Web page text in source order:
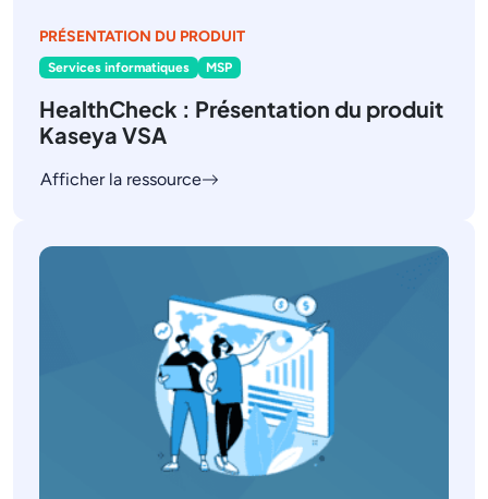
PRÉSENTATION DU PRODUIT
Services informatiques MSP
HealthCheck : Présentation du produit
Kaseya VSA
Afficher la ressource